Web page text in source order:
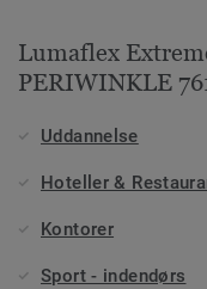
Lumaflex
PERIWINKLE
Uddannelse
Hoteller &
Kontorer
Sport - indendørs